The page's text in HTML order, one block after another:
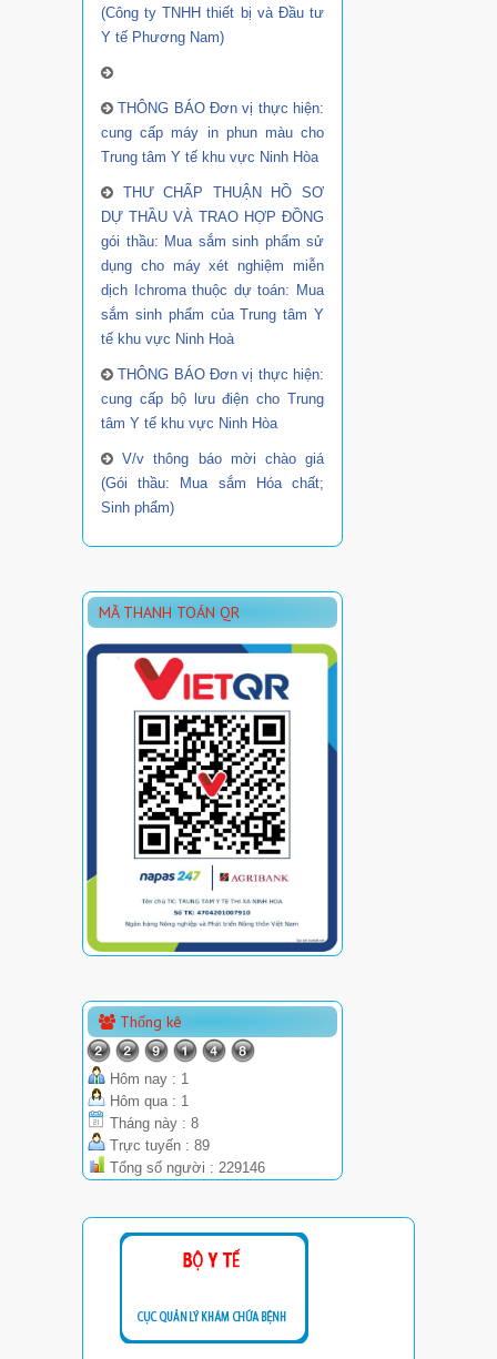
(Công ty TNHH thiết bị và Đầu tư
Y tế Phương Nam)
THÔNG BÁO Đơn vị thực hiện:
cung cấp máy in phun màu cho
Trung tâm Y tế khu vực Ninh Hòa
THƯ CHẤP THUẬN HỒ SƠ
DỰ THẦU VÀ TRAO HỢP ĐỒNG
gói thầu: Mua sắm sinh phẩm sử
dụng cho máy xét nghiệm miễn
dịch Ichroma thuộc dự toán: Mua
sắm sinh phẩm của Trung tâm Y
tế khu vực Ninh Hoà
THÔNG BÁO Đơn vị thực hiện:
cung cấp bộ lưu điện cho Trung
tâm Y tế khu vực Ninh Hòa
V/v thông báo mời chào giá
(Gói thầu: Mua sắm Hóa chất;
Sinh phẩm)
MÃ THANH TOÁN QR
Thống kê
Hôm nay : 1
Hôm qua : 1
Tháng này : 8
Trực tuyến : 89
Tổng số người : 229146